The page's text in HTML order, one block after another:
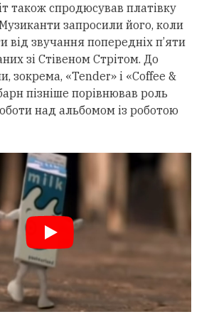
також спродюсував платівку
запросили його, коли
від звучання попередніх п’яти
зі Стівеном Стрітом. До
зокрема, «Tender» і «Coffee &
пізніше порівнював роль
над альбомом із роботою